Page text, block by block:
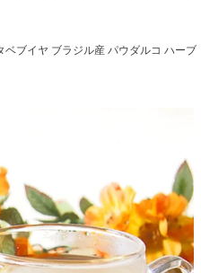
ブイヤ ブラジル産 パウダルコ ハーブ